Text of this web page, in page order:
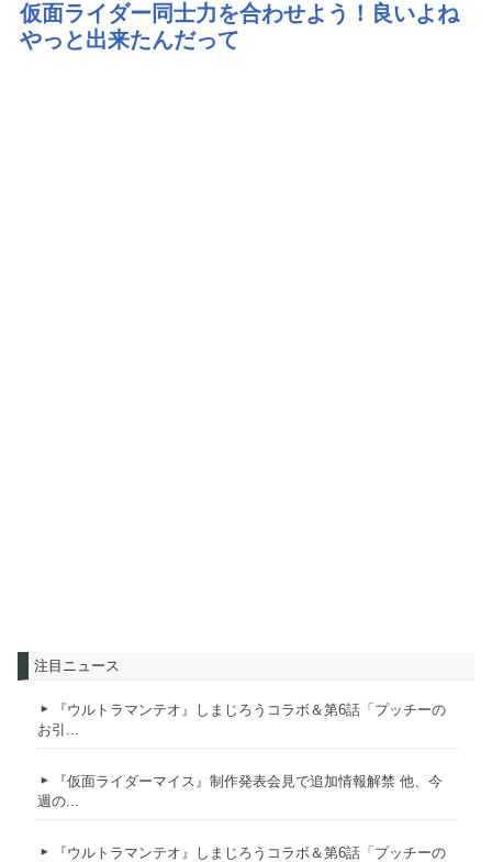
仮面ライダー同士力を合わせよう！良いよね
やっと出来たんだって
注目ニュース
『ウルトラマンテオ』しまじろうコラボ＆第6話「プッチーの
お引...
『仮面ライダーマイス』制作発表会見で追加情報解禁 他、今
週の...
『ウルトラマンテオ』しまじろうコラボ＆第6話「プッチーの